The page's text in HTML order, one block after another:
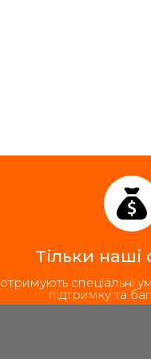
Тільки наші
отримують спеціальні
підтримку та